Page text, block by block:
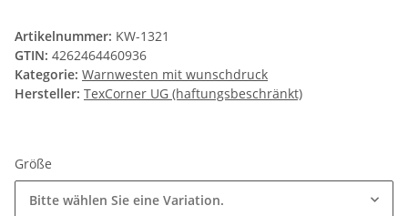
Artikelnummer: KW-1321
GTIN: 4262464460936
Kategorie: Warnwesten mit wunschdruck
Hersteller: TexCorner UG (haftungsbeschränkt)
Größe
Bitte wählen Sie eine Variation.